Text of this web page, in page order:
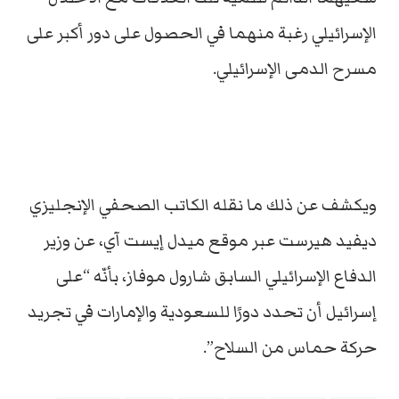
الإسرائيلي رغبة منهما في الحصول على دور أكبر على
مسرح الدمى الإسرائيلي.
ويكشف عن ذلك ما نقله الكاتب الصحفي الإنجليزي
ديفيد هيرست عبر موقع ميدل إيست آي، عن وزير
الدفاع الإسرائيلي السابق شارول موفاز، بأنّه “على
إسرائيل أن تحدد دورًا للسعودية والإمارات في تجريد
حركة حماس من السلاح”.